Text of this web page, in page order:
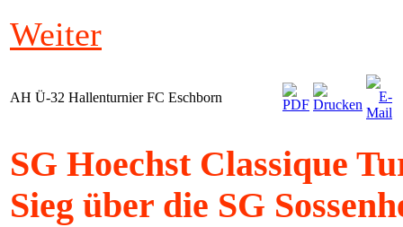
Weiter
AH Ü-32 Hallenturnier FC Eschborn
SG Hoechst Classique
Sieg über die SG